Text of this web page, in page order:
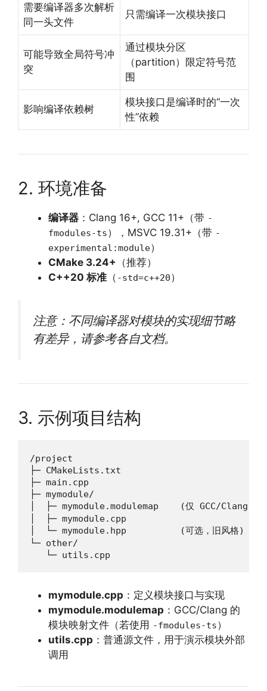
需要编译器多次解析
同一头文件
只需编译一次模块接口
可能导致全局符号冲
突
通过模块分区
（partition）限定符号范
围
影响编译依赖树
模块接口是编译时的“一次
性”依赖
2. 环境准备
编译器 ：Clang 16+, GCC 11+（带 -
fmodules-ts），MSVC 19.31+（带 -
experimental:module）
CMake 3.24+ （推荐）
C++20 标准 （ -std=c++20）
注意：不同编译器对模块的实现细节略
有差异，请参考各自文档。
3. 示例项目结构
/project
├─ CMakeLists.txt
├─ main.cpp
├─ mymodule/
│  ├─ mymodule.modulemap    (仅 GCC/Clang)
│  ├─ mymodule.cpp
│  └─ mymodule.hpp          (可选，旧风格)
└─ other/
   └─ utils.cpp
mymodule.cpp ：定义模块接口与实现
mymodule.modulemap ：GCC/Clang 的
模块映射文件（若使用 -fmodules-ts）
utils.cpp ：普通源文件，用于演示模块外部
调用